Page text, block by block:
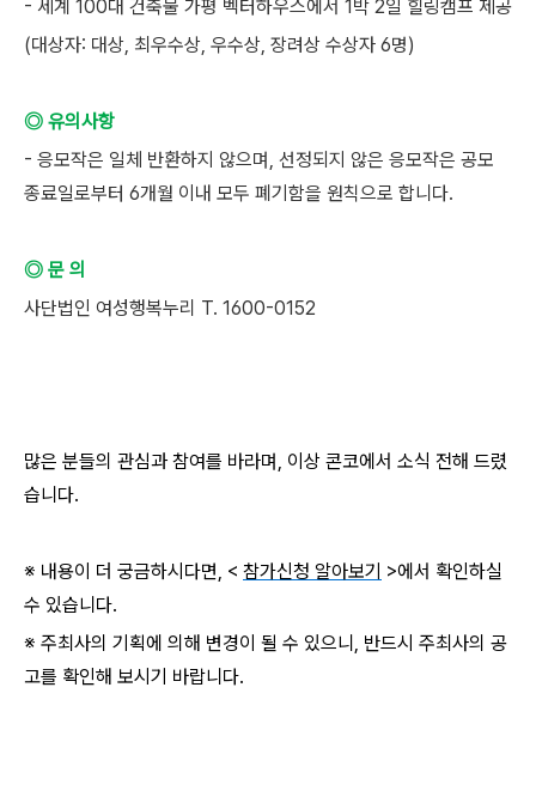
- 세계 100대 건축물 가평 벡터하우스에서 1박 2일 힐링캠프 제공
(대상자: 대상, 최우수상, 우수상, 장려상 수상자 6명)
◎ 유의사항
- 응모작은 일체 반환하지 않으며, 선정되지 않은 응모작은 공모
종료일로부터 6개월 이내 모두 폐기함을 원칙으로 합니다.
◎ 문 의
사단법인 여성행복누리 T. 1600-0152
많은 분들의 관심과 참여를 바라며, 이상 콘코에서 소식 전해 드렸
습니다.
※ 내용이 더 궁금하시다면, < 참가신청 알아보기 >에서 확인하실
수 있습니다.
※ 주최사의 기획에 의해 변경이 될 수 있으니, 반드시 주최사의 공
고를 확인해 보시기 바랍니다.